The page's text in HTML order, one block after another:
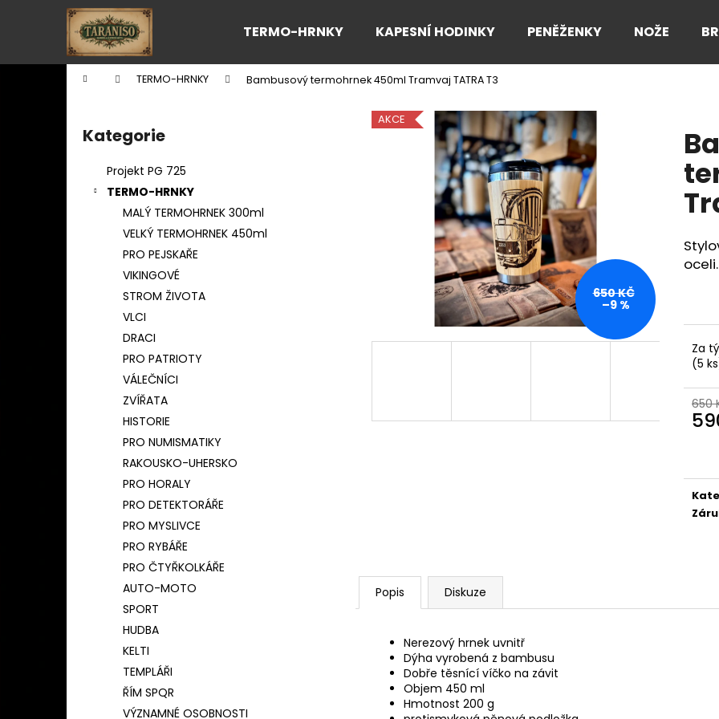
TERMO-HRNKY KAPESNÍ HODINKY PENĚŽENKY NOŽE
Domů TERMO-HRNKY Bambusový termohrnek 450ml Tramvaj TATRA T3
Přeskočit
kategorie
Kategorie
Projekt PG 725
TERMO-HRNKY
MALÝ TERMOHRNEK 300ml
VELKÝ TERMOHRNEK 450ml
PRO PEJSKAŘE
VIKINGOVÉ
STROM ŽIVOTA
VLCI
DRACI
PRO PATRIOTY
VÁLEČNÍCI
ZVÍŘATA
HISTORIE
PRO NUMISMATIKY
RAKOUSKO-UHERSKO
PRO HORALY
PRO DETEKTORÁŘE
PRO MYSLIVCE
PRO RYBÁŘE
PRO ČTYŘKOLKÁŘE
AUTO-MOTO
SPORT
HUDBA
KELTI
TEMPLÁŘI
ŘÍM SPQR
VÝZNAMNÉ OSOBNOSTI
oceli.
Za
(5
650
AKCE
650 KČ
–9 %
Popis Diskuze
Nerezový hrnek uvnitř
Dýha vyrobená z bambusu
Dobře těsnící víčko na závit
Objem 450 ml
Hmotnost 200 g
í
Zpět
do
Zpět
do
Co potřebujete najít?
HLEDAT
Doporučujeme
BAMBUSOVÝ TERMOHRNEK 450ML
ČESKÝ LEV
590 Kč
KAPESNÍ
490